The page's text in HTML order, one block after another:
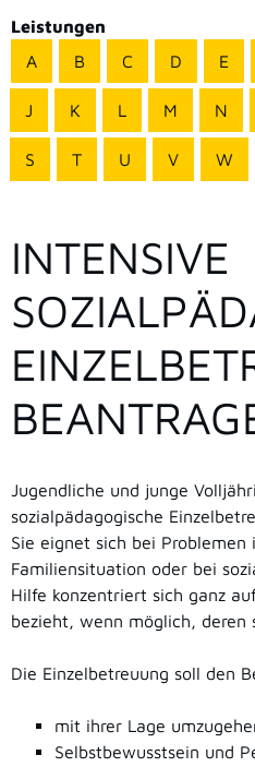
Leistungen
A
B C D E
J K L M N
S T U V W
INTENSIVE
Jugendliche und junge
sozialpädagogische
Sie eignet sich bei
Familiensituation oder bei
Hilfe konzentriert sich ganz
bezieht, wenn möglich, deren
Die Einzelbetreuung soll den
mit ihrer Lage
Selbstbewusstsein und